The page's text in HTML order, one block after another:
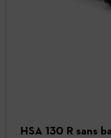
HSA 130 R sans